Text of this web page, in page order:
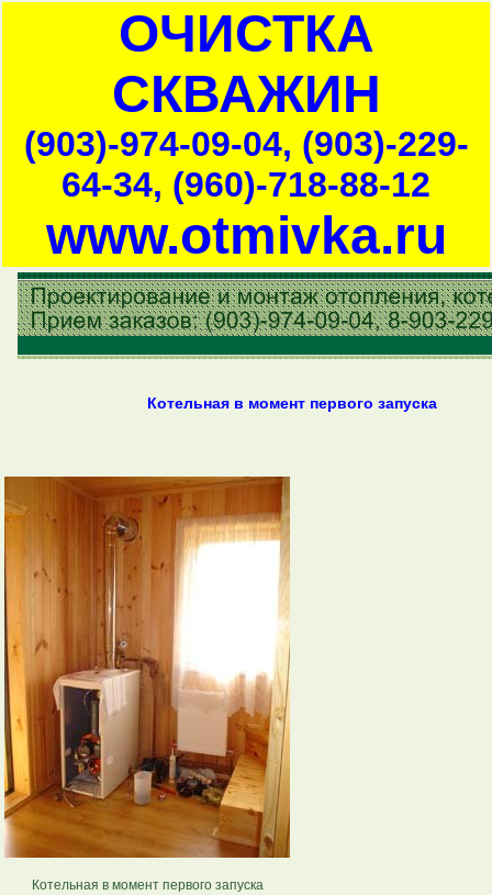
ОЧИСТКА
СКВАЖИН
(903)-974-09-04, (903)-229-
64-34, (960)-718-88-12
www.otmivka.ru
Котельная в момент первого запуска
Котельная в момент первого запуска